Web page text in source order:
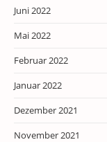
Juni 2022
Mai 2022
Februar 2022
Januar 2022
Dezember 2021
November 2021